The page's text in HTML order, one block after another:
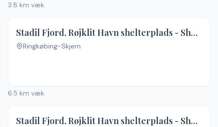
3.8 km væk
Stadil Fjord, Røjklit Havn shelterplads - Shelter 3
Ringkøbing-Skjern
6.5 km væk
Stadil Fjord, Røjklit Havn shelterplads - Shelter 2